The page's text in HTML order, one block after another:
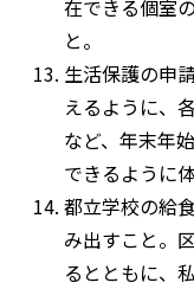
在できる個室
と。
生活保護の申
えるように、
など、年末年
できるように
都立学校の給
み出すこと。
るとともに、